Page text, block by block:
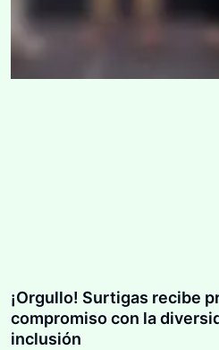
¡Orgullo! Surtigas recibe
compromiso con la
inclusión